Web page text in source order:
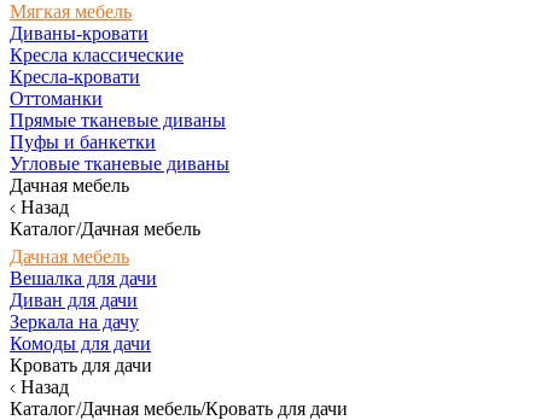
Мягкая мебель
Диваны-кровати
Кресла классические
Кресла-кровати
Оттоманки
Прямые тканевые диваны
Пуфы и банкетки
Угловые тканевые диваны
Дачная мебель
Назад
Каталог/Дачная мебель
Дачная мебель
Вешалка для дачи
Диван для дачи
Зеркала на дачу
Комоды для дачи
Кровать для дачи
Назад
Каталог/Дачная мебель/Кровать для дачи